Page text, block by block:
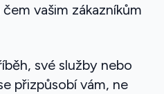
vašim zákazníkům
své služby nebo
přizpůsobí vám, ne